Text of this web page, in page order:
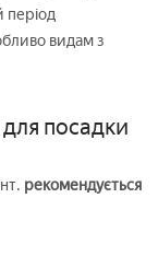
період
видам з
посадки
рекомендується